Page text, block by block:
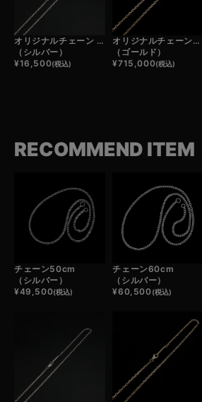
オリジナルチェーン 45cm
（シルバー）
¥16,500(税込)
オリジナルチェーン45cm
（ゴールド）
¥715,000(税込)
RECOMMEND ITEM
チェーン50cm
（シルバー）
¥49,500(税込)
チェーン60cm
（シルバー）
¥60,500(税込)